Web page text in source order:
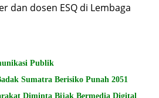
dan dosen ESQ di Lembaga
Publik
Sumatra Berisiko Punah 2051
Diminta Bijak Bermedia Digital